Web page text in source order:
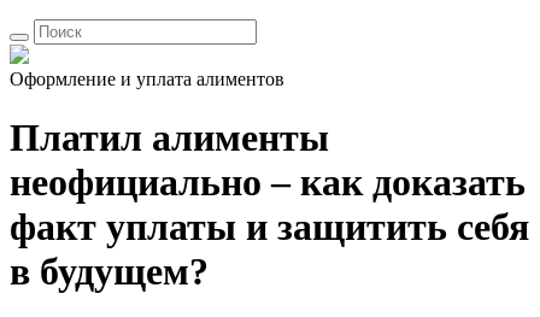
Оформление и уплата алиментов
Платил алименты
неофициально – как доказать
факт уплаты и защитить себя
в будущем?